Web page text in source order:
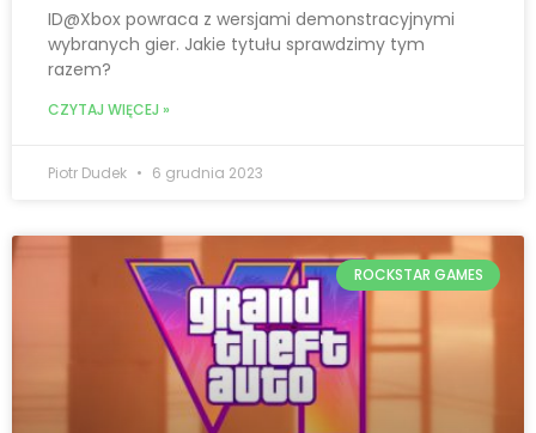
ID@Xbox powraca z wersjami demonstracyjnymi
wybranych gier. Jakie tytułu sprawdzimy tym
razem?
CZYTAJ WIĘCEJ »
Piotr Dudek 6 grudnia 2023
ROCKSTAR GAMES